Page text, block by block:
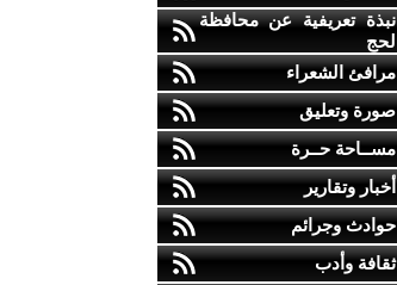
نبذة تعريفية عن محافظة
لحج
مرافئ الشعراء
صورة وتعليق
مســاحة حــرة
أخبار وتقارير
حوادث وجرائم
ثقافة وأدب